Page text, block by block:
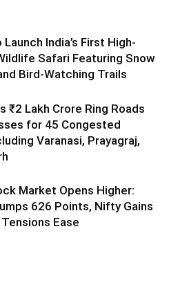
India’s First High-
Safari Featuring Snow
Bird-Watching Trails
₹2 Lakh Crore Ring Roads
for 45 Congested
Varanasi, Prayagraj,
Market Opens Higher:
626 Points, Nifty Gains
Ease